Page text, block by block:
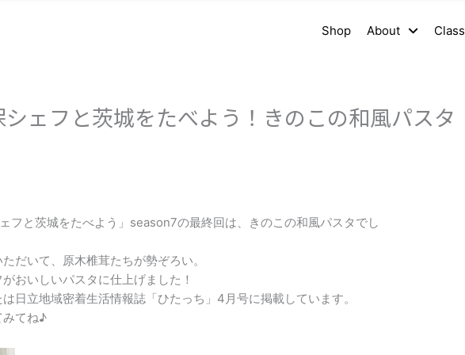
Shop About Class
ェフと茨城をたべよう！きのこの和風パスタ
フと茨城をたべよう」season7の最終回は、きのこの和風パスタでし
だいて、原木椎茸たちが勢ぞろい。
おいしいパスタに仕上げました！
は日立地域密着生活情報誌「ひたっち」4月号に掲載しています。
みてね♪